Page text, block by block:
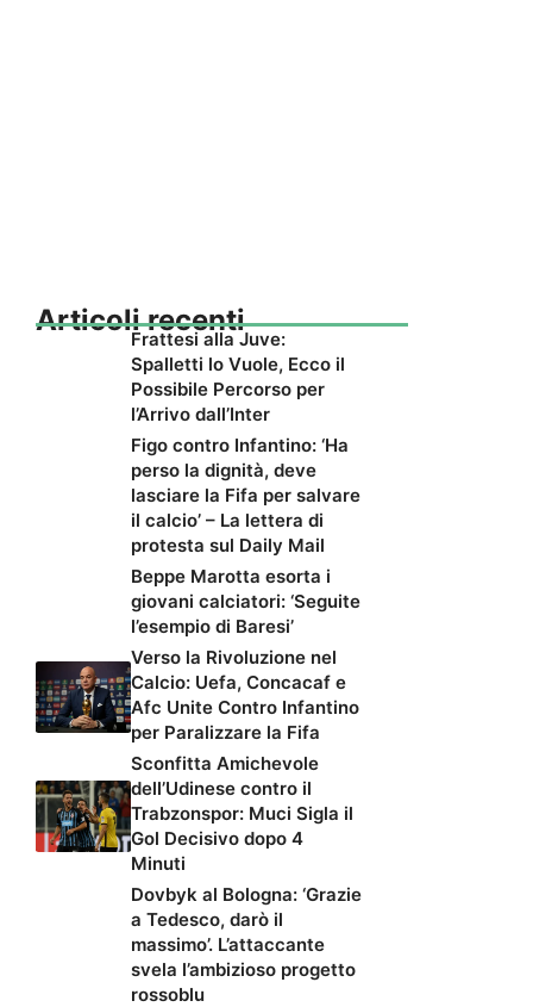
Articoli recenti
Frattesi alla Juve:
Spalletti lo Vuole, Ecco il
Possibile Percorso per
l’Arrivo dall’Inter
Figo contro Infantino: ‘Ha
perso la dignità, deve
lasciare la Fifa per salvare
il calcio’ – La lettera di
protesta sul Daily Mail
Beppe Marotta esorta i
giovani calciatori: ‘Seguite
l’esempio di Baresi’
Verso la Rivoluzione nel
Calcio: Uefa, Concacaf e
Afc Unite Contro Infantino
per Paralizzare la Fifa
Sconfitta Amichevole
dell’Udinese contro il
Trabzonspor: Muci Sigla il
Gol Decisivo dopo 4
Minuti
Dovbyk al Bologna: ‘Grazie
a Tedesco, darò il
massimo’. L’attaccante
svela l’ambizioso progetto
rossoblu